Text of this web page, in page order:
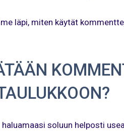
läpi, miten käytät
soluun helposti